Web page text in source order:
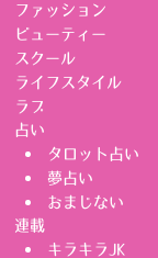
ファッション
ビューティー
スクール
ライフスタイル
ラブ
占い
タロット占い
夢占い
おまじない
連載
キラキラJK